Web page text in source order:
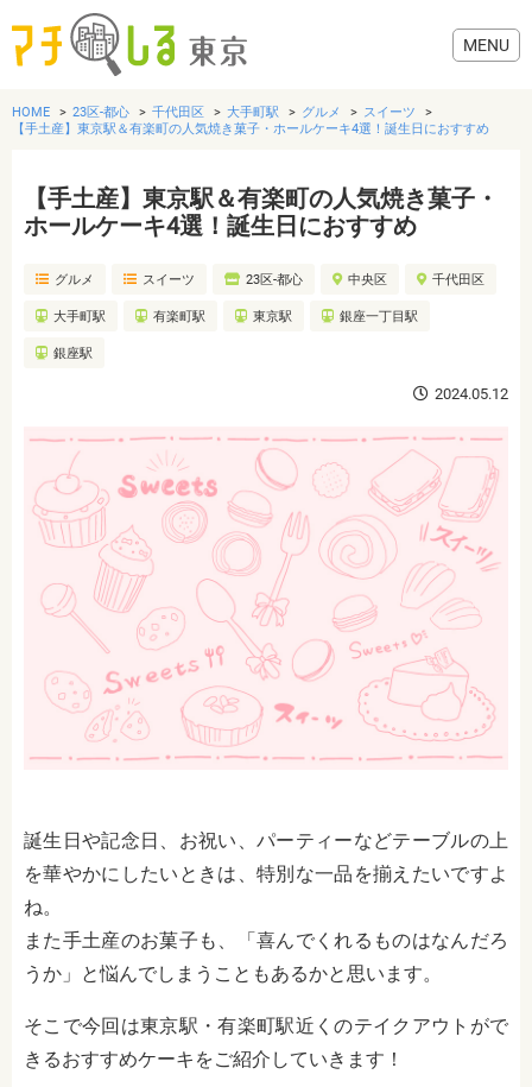
グルメ
美容・健康
歯医者・病院
生活
HOME 23区-都心 千代田区 大手町駅 グルメ
スイーツ
【手土産】東京駅＆有楽町の人気焼き菓子・ホールケーキ4選！誕生日におすすめ
【手土産】東京駅＆有楽町の人気焼き菓子・
ホールケーキ4選！誕生日におすすめ
グルメ スイーツ 23区-都心 中央区 千代田区
大手町駅 有楽町駅 東京駅 銀座一丁目駅
銀座駅
2024.05.12
誕生日や記念日、お祝い、パーティーなどテーブルの上
を華やかにしたいときは、特別な一品を揃えたいですよ
ね。
また手土産のお菓子も、「喜んでくれるものはなんだろ
うか」と悩んでしまうこともあるかと思います。
そこで今回は東京駅・有楽町駅近くのテイクアウトがで
きるおすすめケーキをご紹介していきます！